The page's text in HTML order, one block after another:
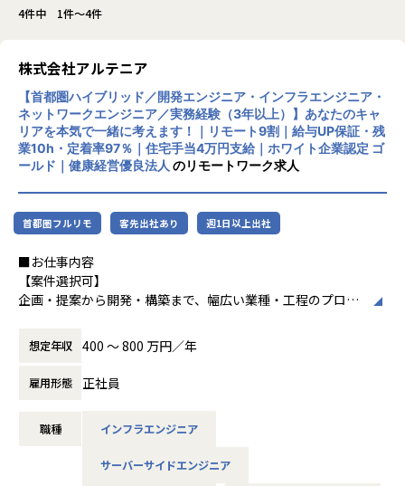
4件中 1件～4件
株式会社アルテニア
【首都圏ハイブリッド／開発エンジニア・インフラエンジニア・
ネットワークエンジニア／実務経験（3年以上）】あなたのキャ
リアを本気で一緒に考えます！｜リモート9割｜給与UP保証・残
業10h・定着率97％｜住宅手当4万円支給｜ホワイト企業認定 ゴ
ールド｜健康経営優良法人 のリモートワーク求人
首都圏フルリモ 客先出社あり 週1日以上出社
■お仕事内容
【案件選択可】
企画・提案から開発・構築まで、幅広い業種・工程のプロジ
■会社説明／募集背景
株式会社アルテニアは、ITの力を通じて関わる人々の未来を
より豊かにすることを 目標に2018年に誕生しました。
それは技術力だけではなく、人を大切にすること、より豊か
社会やお客様だけでなくパートナーや社員も幸せでいるこ
想定年収 400 〜 800 万円／年
雇用形態 正社員
職種 インフラエンジニア
サーバーサイドエンジニア